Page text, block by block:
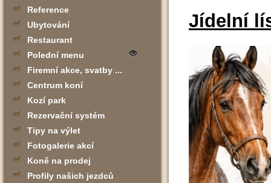
Reference
Ubytování
Restaurant
Polední menu
Firemní akce, svatby ...
Centrum koní
Kozí park
Rezervační systém
Tipy na výlet
Fotogalerie akcí
Koně na prodej
Profily našich jezdců
Jídelní